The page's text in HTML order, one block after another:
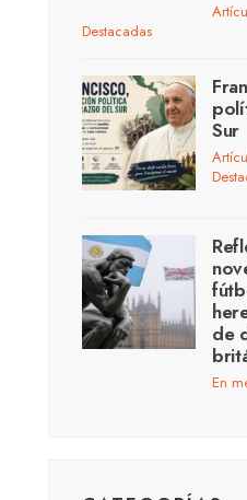
Destacadas
Sur
de
En